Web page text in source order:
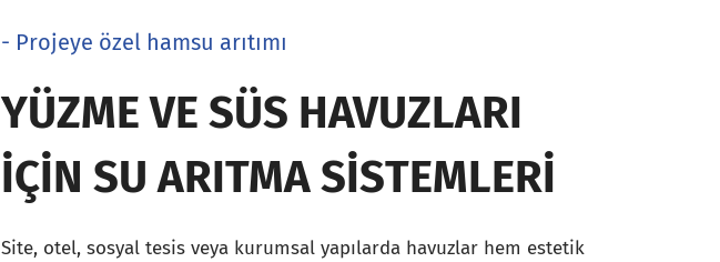
- Projeye özel hamsu arıtımı
YÜZME VE SÜS HAVUZLARI
İÇIN SU ARITMA SISTEMLERI
Site, otel, sosyal tesis veya kurumsal yapılarda havuzlar hem estetik